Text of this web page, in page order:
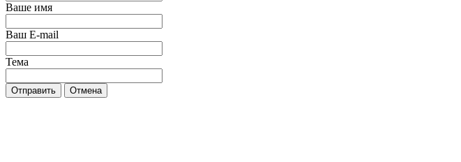
Ваше имя
Ваш E-mail
Тема
Отправить Отмена